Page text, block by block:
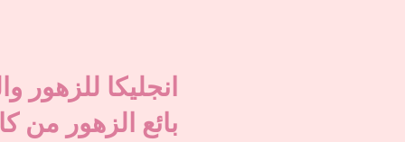
انجليكا للزهور
بائع الزهور من